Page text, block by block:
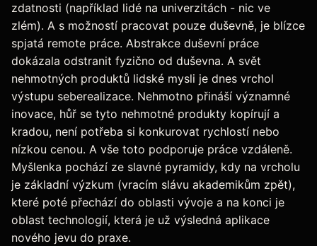
zdatnosti (například lidé na univerzitách - nic ve
zlém). A s možností pracovat pouze duševně, je blízce
spjatá remote práce. Abstrakce duševní práce
dokázala odstranit fyzično od duševna. A svět
nehmotných produktů lidské mysli je dnes vrchol
výstupu seberealizace. Nehmotno přináší významné
inovace, hůř se tyto nehmotné produkty kopírují a
kradou, není potřeba si konkurovat rychlostí nebo
nízkou cenou. A vše toto podporuje práce vzdáleně.
Myšlenka pochází ze slavné pyramidy, kdy na vrcholu
je základní výzkum (vracím slávu akademikům zpět),
které poté přechází do oblasti vývoje a na konci je
oblast technologií, která je už výsledná aplikace
nového jevu do praxe.